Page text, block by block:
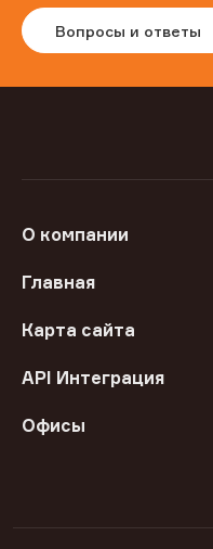
Вопросы и ответы
О компании
Главная
Карта сайта
API Интеграция
Офисы